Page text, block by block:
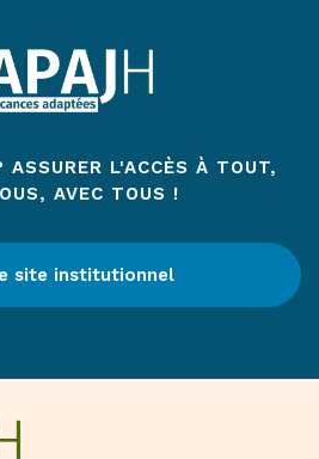
ASSURER L'ACCÈS À TOUT,
AVEC TOUS !
site institutionnel (Ouvre une